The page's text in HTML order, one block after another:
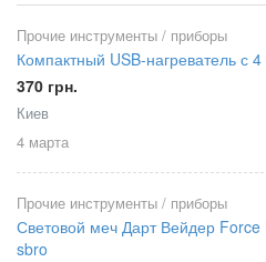
Прочие инструменты / приборы
Компактный USB-нагреватель с
370 грн.
Киев
4 марта
Прочие инструменты / приборы
Световой меч Дарт Вейдер Force
sbro